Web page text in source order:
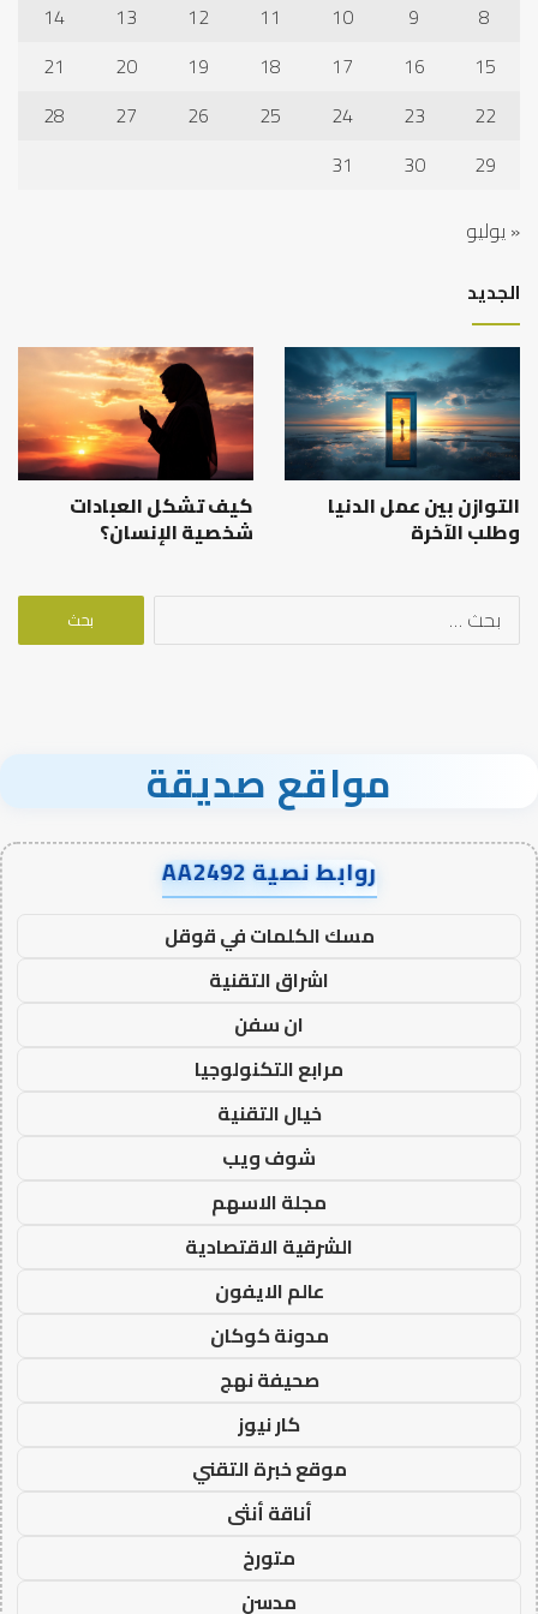
8
9
10
11
12
13
14
15
16
17
18
19
20
21
22
23
24
25
26
27
28
29
30
31
« يوليو
الجديد
التوازن بين عمل الدنيا
وطلب الآخرة
كيف تشكل العبادات
شخصية الإنسان؟
البحث
مواقع صديقة
روابط نصية AA2492
مسك الكلمات في قوقل
اشراق التقنية
ان سفن
مرابع التكنولوجيا
خيال التقنية
شوف ويب
مجلة الاسهم
الشرقية الاقتصادية
عالم الايفون
مدونة كوكان
صحيفة نهج
كار نيوز
موقع خبرة التقني
أناقة أنثى
متورخ
مدسن